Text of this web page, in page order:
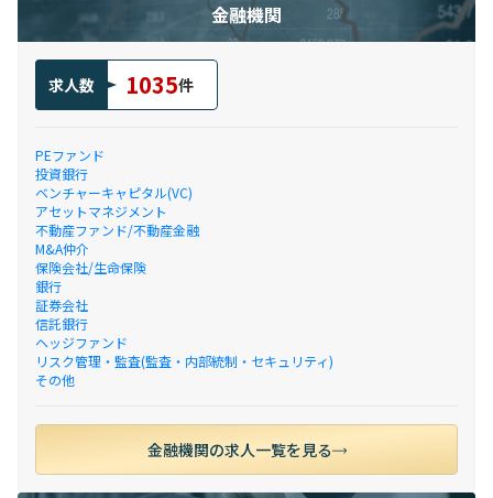
金融機関
求人数 1035件
PEファンド
投資銀行
ベンチャーキャピタル(VC)
アセットマネジメント
不動産ファンド/不動産金融
M&A仲介
保険会社/生命保険
銀行
証券会社
信託銀行
ヘッジファンド
リスク管理・監査(監査・内部統制・セキュリティ)
その他
金融機関の求人一覧を見る